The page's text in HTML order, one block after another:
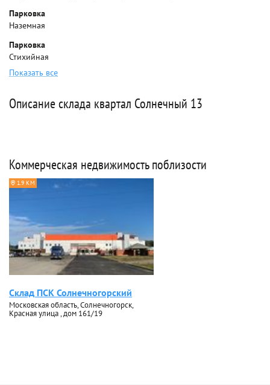
Парковка
Наземная
Парковка
Стихийная
Показать все
Описание склада квартал Солнечный 13
Коммерческая недвижимость поблизости
1.9 КМ
Склад ПСК Солнечногорский
Московская область, Солнечногорск,
Красная улица , дом 161/19